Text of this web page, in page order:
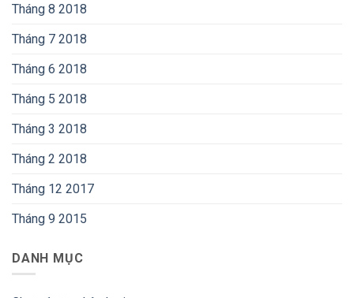
Tháng 8 2018
Tháng 7 2018
Tháng 6 2018
Tháng 5 2018
Tháng 3 2018
Tháng 2 2018
Tháng 12 2017
Tháng 9 2015
DANH MỤC